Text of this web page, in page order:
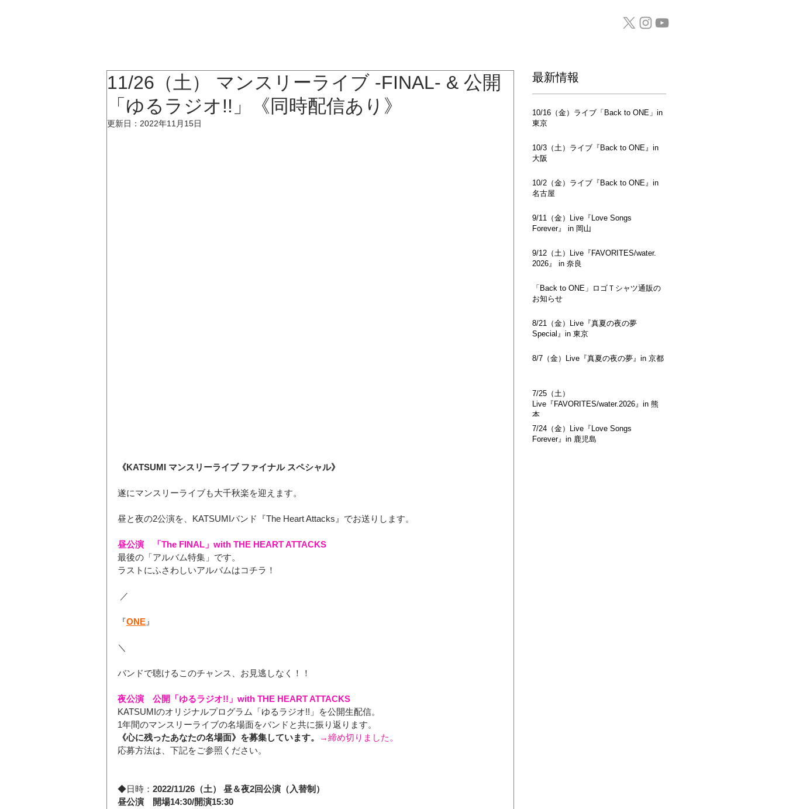
11/26（土） マンスリーライブ -FINAL- & 公開
「ゆるラジオ!!」《同時配信あり》
更新日： 2022年11月15日
《KATSUMI マンスリーライブ ファイナル スペシャル》
遂にマンスリーライブも大千秋楽を迎えます。
昼と夜の2公演を、KATSUMIバンド『The Heart Attacks』でお送りします。
昼公演　「The FINAL」with THE HEART ATTACKS
最後の「アルバム特集」です。
ラストにふさわしいアルバムはコチラ！
／
『ONE 』
＼
バンドで聴けるこのチャンス、お見逃しなく！！
夜公演　公開「ゆるラジオ!!」with THE HEART ATTACKS
KATSUMIのオリジナルプログラム「ゆるラジオ!!」を公開生配信。
1年間のマンスリーライブの名場面をバンドと共に振り返ります。
《心に残ったあなたの名場面》を募集しています。
→締め切りました。
応募方法は、下記をご参照ください。
◆日時： 2022/11/26（土） 昼＆夜2回公演（入替制）
昼公演　開場14:30/開演15:30
​最新情報
10/16（金）ライブ「Back to ONE」in
東京
10/3（土）ライブ『Back to ONE』in
大阪
10/2（金）ライブ『Back to ONE』in
名古屋
9/11（金）Live『Love Songs
Forever』 in 岡山
9/12（土）Live『FAVORITES/water.
2026』 in 奈良
「Back to ONE」ロゴＴシャツ通販の
お知らせ
8/21（金）Live『真夏の夜の夢
Special』in 東京
8/7（金）Live『真夏の夜の夢』in 京都
7/25（土）
Live『FAVORITES/water.2026』in 熊
本
7/24（金）Live『Love Songs
Forever』in 鹿児島